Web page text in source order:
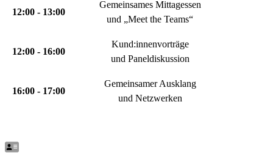
12:00 - 13:00
Gemeinsames Mittagessen
und „Meet the Teams“
12:00 - 16:00
Kund:innenvorträge
und Paneldiskussion
16:00 - 17:00
Gemeinsamer Ausklang
und Netzwerken